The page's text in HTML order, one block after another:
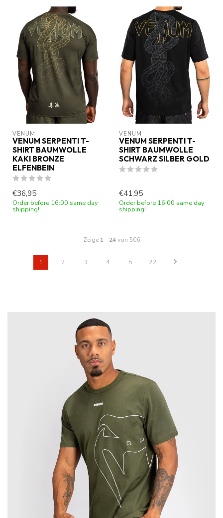
VENUM
VENUM SERPENTI T-
SHIRT BAUMWOLLE
KAKI BRONZE
ELFENBEIN
€36,95
Order before 16:00 same day
shipping!
VENUM
VENUM SERPENTI T-
SHIRT BAUMWOLLE
SCHWARZ SILBER GOLD
€41,95
Order before 16:00 same day
shipping!
Zeige 1 - 24von 506
1 2 3 4 5 22